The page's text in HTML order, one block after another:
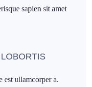
sapien sit amet
est ullamcorper a.